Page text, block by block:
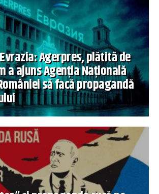
Agerpres, plătită de
a ajuns Agenția Națională
să facă propagandă